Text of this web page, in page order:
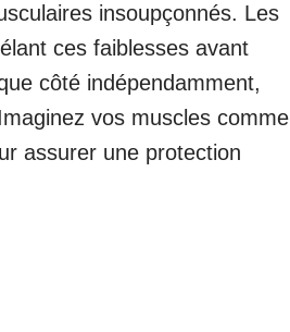
insoupçonnés. Les
ces faiblesses avant
côté indépendamment,
vos muscles comme
assurer une protection